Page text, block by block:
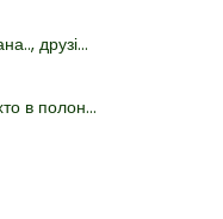
друзі…
в полон…